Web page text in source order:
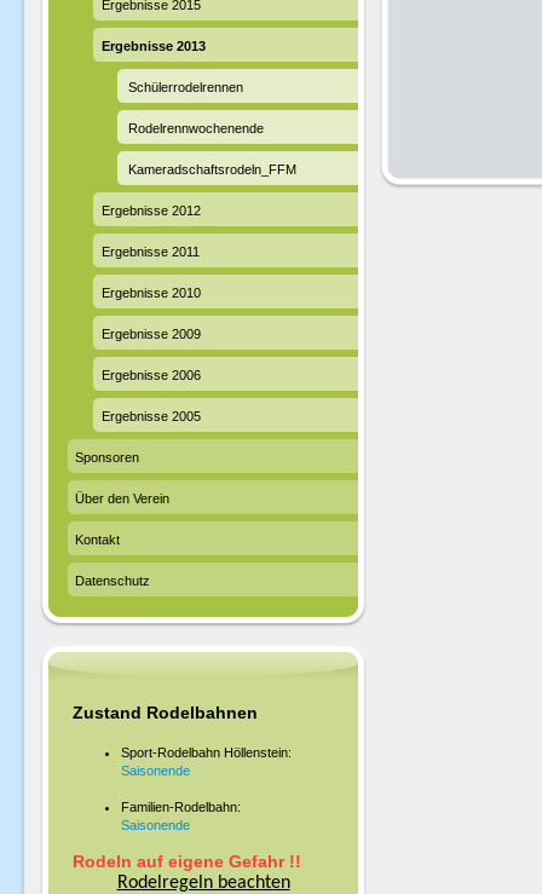
Ergebnisse 2015
Ergebnisse 2013
Schülerrodelrennen
Rodelrennwochenende
Kameradschaftsrodeln_FFM
Ergebnisse 2012
Ergebnisse 2011
Ergebnisse 2010
Ergebnisse 2009
Ergebnisse 2006
Ergebnisse 2005
Sponsoren
Über den Verein
Kontakt
Datenschutz
Zustand Rodelbahnen
Sport-Rodelbahn Höllenstein:
Saisonende
Familien-Rodelbahn:
Saisonende
Rodeln auf eigene Gefahr !!
Rodelregeln beachten